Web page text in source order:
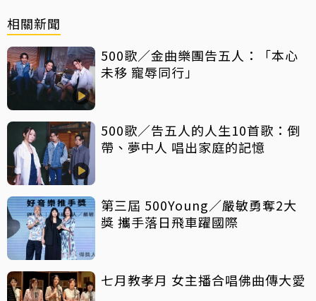
相關新聞
500歌／金曲樂團告五人：「本心
未移 寵辱同行」
500歌／告五人的人生10首歌：倒
帶、夢中人 唱出家庭的記憶
第三屆 500Young／嚴敏勇奪2大
獎 攜手落日飛車躍國際
七月教孝月 女主播合唱佛曲傳大愛